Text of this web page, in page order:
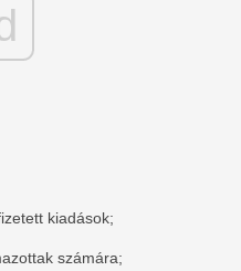
kiadások;
számára;